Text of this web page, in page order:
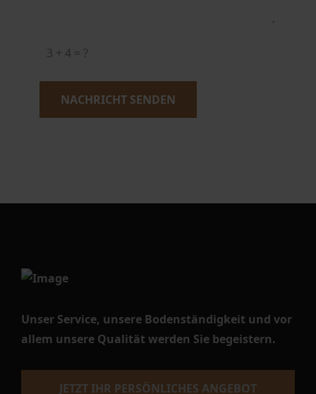
NACHRICHT SENDEN
Unser Service, unsere Bodenständigkeit und vor
allem unsere Qualität werden Sie begeistern.
JETZT IHR PERSÖNLICHES ANGEBOT